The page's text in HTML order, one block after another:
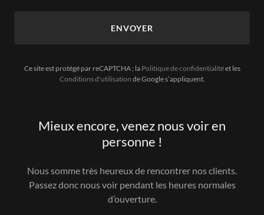
ENVOYER
Ce site est protégé par reCAPTCHA ; la Politique de confidentialitéet les
Conditions d'utilisation de Google s’appliquent.
Mieux encore, venez nous voir en
personne !
Nous somme très heureux de rencontrer nos clients.
Passez donc nous voir pendant les heures normales
d’ouverture.